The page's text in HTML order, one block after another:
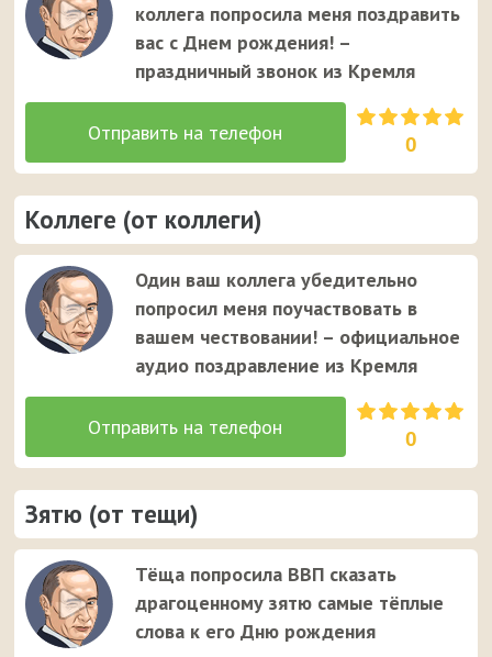
коллега попросила меня поздравить
вас с Днем рождения! –
праздничный звонок из Кремля
0
Коллеге (от коллеги)
Один ваш коллега убедительно
попросил меня поучаствовать в
вашем чествовании! – официальное
аудио поздравление из Кремля
0
Зятю (от тещи)
Тёща попросила ВВП сказать
драгоценному зятю самые тёплые
слова к его Дню рождения